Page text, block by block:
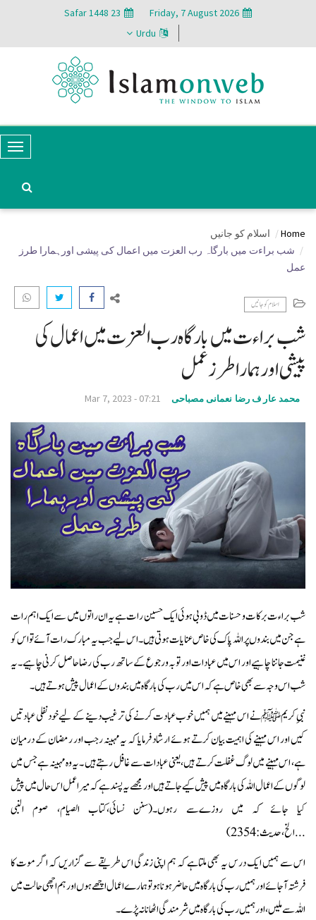
Friday, 7 August 2026
23 Safar 1448
Urdu
T
N
a
t
i
o
Home
اسلام کو جانیں
شب براءت میں بارگاہ رب العزت میں اعمال کی پیشی اورہمارا طرز
عمل
اسلام کو جانیں
شب براءت میں بارگاہ رب العزت میں اعمال کی
پیشی اورہمارا طرز عمل
محمد عار ف رضا نعمانی مصباحی Mar 7, 2023 - 07:21
شب براءت برکات و حسنات میں ڈوبی ہوئی ایک حسین رات ہے یہ ان راتوں میں سے ایک اہم رات
ہے جن میں بندوں پر اللہ پاک کی خاص عنایات ہوتی ہیں۔اس لیے جب یہ مبارک رات آئے تو اس کو
غنیمت جاننا چاہیے اور اس میں عبادات اور توبہ ورجوع کے ساتھ رب کی رضا حاصل کرنی چاہیے۔یہ
شب اس وجہ سے بھی خاص ہے کہ اس میں رب کی بارگاہ میں بندوں کے اعمال پیش ہوتے ہیں۔
نبیِ کریمﷺ نے اس مہینے میں ہمیں خوب عبادت کرنے کی ترغیب دینے کے لیے خودنفلی عبادتیں
کیں اور اس مہینے کی اہمیت بیان کرتے ہوئے ارشاد فرمایا کہ یہ مہینہ رجب اور رمضان کے درمیان
ہے، اس مہینے میں لوگ غفلت کرتے ہیں،یعنی عبادات سے غافل رہتے ہیں ۔یہ وہ مہینہ ہے جس میں
لوگوں کے اعمال اللہ کی بارگاہ میں پیش کیےجاتے ہیں اور مجھے یہ پسند ہے کہ میرا عمل اس حال میں پیش
کیا جائے کہ میں روزےسے رہوں۔(سنن نسائی،کتاب الصیام، صوم النبی
...الخ،حدیث:2354)
اس سے ہمیں ایک درس یہ بھی ملتاہے کہ ہم اپنی زندگی اس طریقے سے گزاریں کہ اگر موت کا
فرشتہ آجائے اور ہمیں رب کی بارگاہ میں حاضر ہونا ہو تو ہمارے اعمال اچھے ہوں اور ہم اچھی حالت میں
اللہ سے ملیں،اورہمیں رب کی بارگاہ میں شرمندگی اٹھانا نہ پڑے ۔